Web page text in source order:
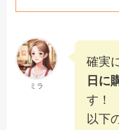
ミラ
確実
日に
す！
以下